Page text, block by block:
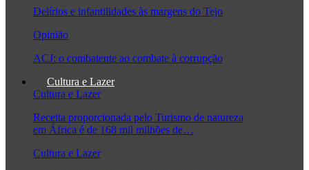
Delírios e infantilidades às margens do Tejo
Opinião
ACJ: o combatente ao combate à corrupção
Cultura e Lazer
Cultura e Lazer
Receita proporcionada pelo Turismo de natureza
em África é de 168 mil milhões de…
Cultura e Lazer